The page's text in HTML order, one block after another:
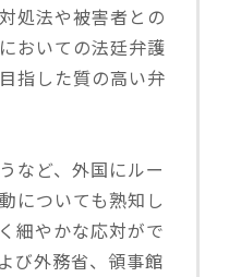
処法や被害者との
おいての法廷弁護
指した質の高い弁
など、外国にルー
についても熟知し
細やかな応対がで
び外務省、領事館